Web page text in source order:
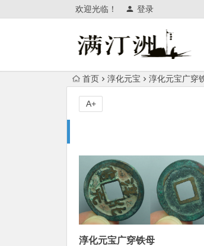
欢迎光临！ 登录
首页 淳化元宝 淳化元宝广穿
A+
淳化元宝广穿铁母